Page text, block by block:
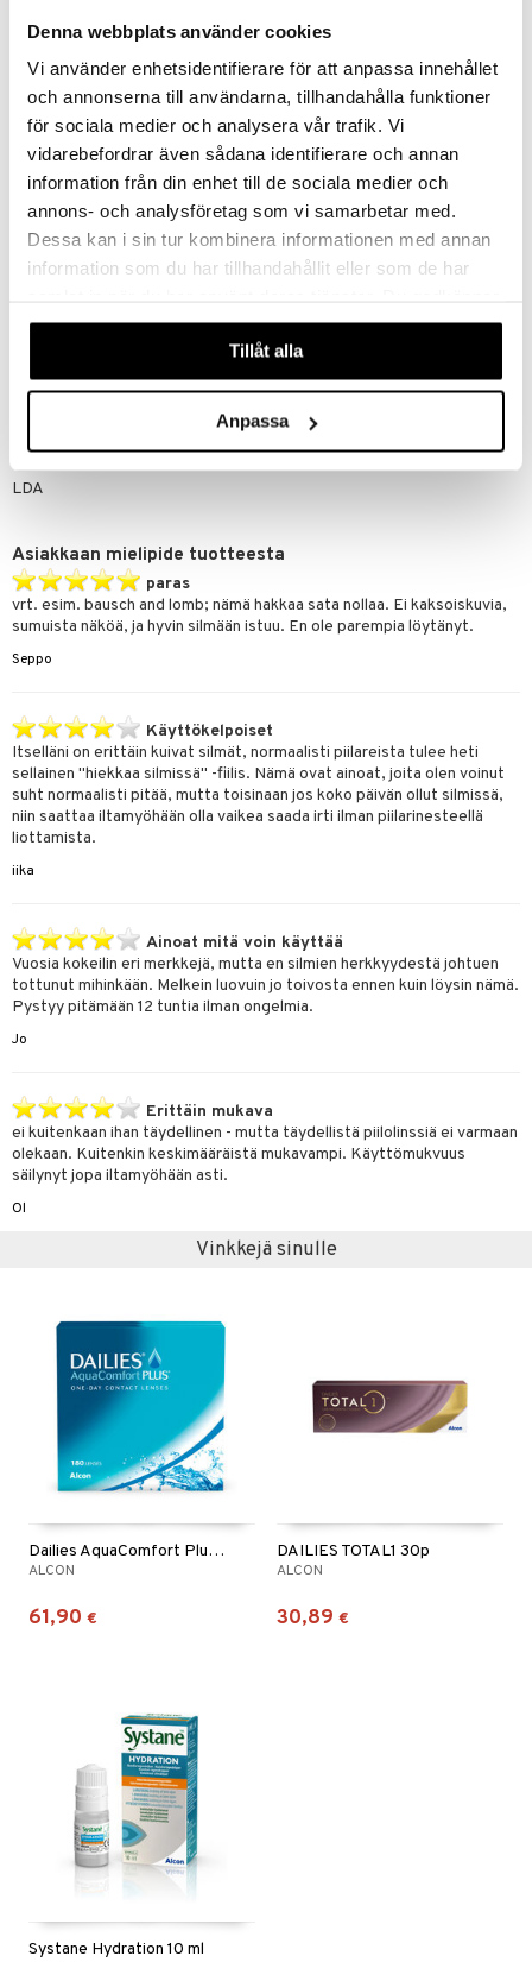
Denna webbplats använder cookies
Vi använder enhetsidentifierare för att anpassa innehållet
och annonserna till användarna, tillhandahålla funktioner
för sociala medier och analysera vår trafik. Vi
vidarebefordrar även sådana identifierare och annan
information från din enhet till de sociala medier och
annons- och analysföretag som vi samarbetar med.
Dessa kan i sin tur kombinera informationen med annan
information som du har tillhandahållit eller som de har
våra cookies vid fortsatt användande av vår webbplats.
Tillåt alla
Anpassa
30 kpl/paketti
Kaarevuus (BC)
Halkaisija (DIA)
14.0
Vahvuus (PWR)
Käyttöaika
1 päivä
Materiaali
Nestepitoisuus
Puolet merkitty
Värjätty käsittelyn helpottamiseksi
Kyllä
Tuotenumero
LDA
Asiakkaan mielipide tuotteesta
paras
vrt. esim. bausch and lomb; nämä hakkaa sata nollaa. Ei kaksoiskuvia,
sumuista näköä, ja hyvin silmään istuu. En ole parempia löytänyt.
Seppo
Käyttökelpoiset
Itselläni on erittäin kuivat silmät, normaalisti piilareista tulee heti
sellainen "hiekkaa silmissä" -fiilis. Nämä ovat ainoat, joita olen voinut
suht normaalisti pitää, mutta toisinaan jos koko päivän ollut silmissä,
niin saattaa iltamyöhään olla vaikea saada irti ilman piilarinesteellä
liottamista.
iika
Ainoat mitä voin käyttää
Vuosia kokeilin eri merkkejä, mutta en silmien herkkyydestä johtuen
tottunut mihinkään. Melkein luovuin jo toivosta ennen kuin löysin nämä.
Pystyy pitämään 12 tuntia ilman ongelmia.
Jo
Erittäin mukava
ei kuitenkaan ihan täydellinen - mutta täydellistä piilolinssiä ei varmaan
olekaan. Kuitenkin keskimääräistä mukavampi. Käyttömukvuus
säilynyt jopa iltamyöhään asti.
Ol
Vinkkejä sinulle
Dailies AquaComfort Plus 90p
ALCON
61,90 €
DAILIES TOTAL1 30p
ALCON
30,89 €
Systane Hydration 10 ml